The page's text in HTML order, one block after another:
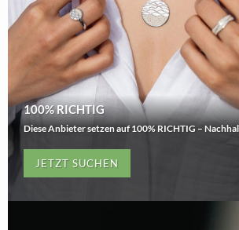
100% RICHTIG
Diese Anbieter setzen auf 100% RICHTIG –
JETZT SUCHEN